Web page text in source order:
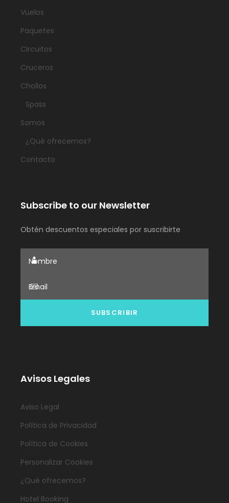
Vuelos
Paquetes
Circuitos
Cruceros
Chollos
Spass
Somos
¿Qué ofrecemos?
Contacto
Subscribe to our Newsletter
Obtén descuentos especiales por suscribirte
Avisos Legales
Aviso Legal
Política de Privacidad
Política de Cookies
Personalizar Cookies
¿Qué ofrecemos?
Hotel Booking